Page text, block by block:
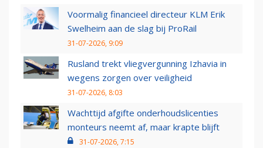
Voormalig financieel directeur KLM Erik
Swelheim aan de slag bij ProRail
31-07-2026, 9:09
Rusland trekt vliegvergunning Izhavia in
wegens zorgen over veiligheid
31-07-2026, 8:03
Wachttijd afgifte onderhoudslicenties
monteurs neemt af, maar krapte blijft
31-07-2026, 7:15